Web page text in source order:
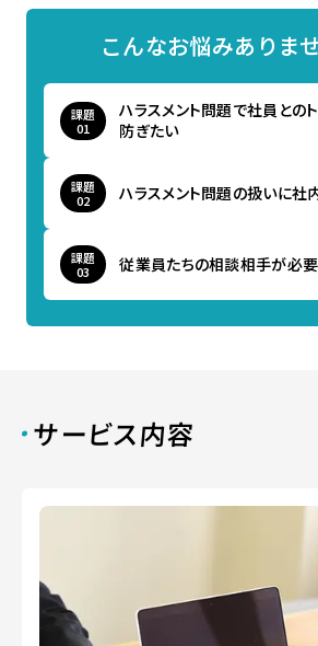
こんなお悩みありま
課題
ハラスメント問題で社員との
防ぎたい
課題 ハラスメント問題の扱いに社
課題 従業員たちの相談相手が必要
サービス内容